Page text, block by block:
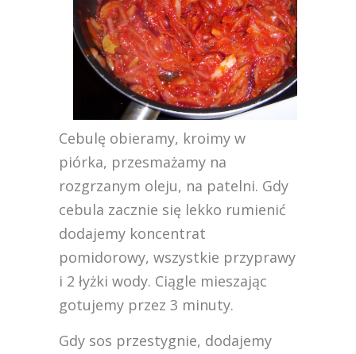
Cebulę obieramy, kroimy w
piórka, przesmażamy na
rozgrzanym oleju, na patelni. Gdy
cebula zacznie się lekko rumienić
dodajemy koncentrat
pomidorowy, wszystkie przyprawy
i 2 łyżki wody. Ciągle mieszając
gotujemy przez 3 minuty.
Gdy sos przestygnie, dodajemy